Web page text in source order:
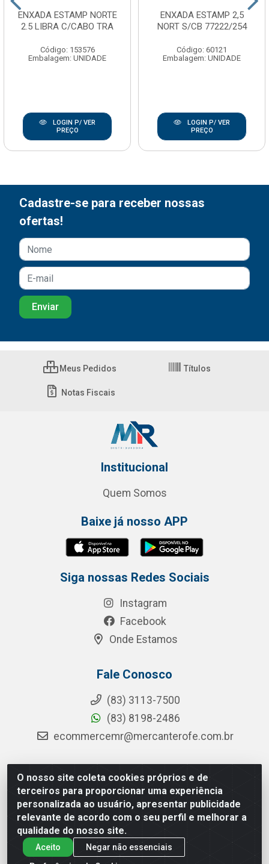
ENXADA ESTAMP NORTE
2.5 LIBRA C/CABO TRA
Código: 153576
Embalagem: UNIDADE
LOGIN P/ VER
PREÇO
ENXADA ESTAMP 2,5
NORT S/CB 77222/254
Código: 60121
Embalagem: UNIDADE
LOGIN P/ VER
PREÇO
O nosso site coleta cookies próprios e de
terceiros para proporcionar uma experiência
personalizada ao usuário, apresentar publicidade
relevante de acordo com o seu perfil e melhorar a
qualidade do nosso site.
Aceito
Negar não essenciais
Cadastre-se para receber nossas
ofertas!
Meus Pedidos Títulos
Notas Fiscais
Institucional
Quem Somos
Baixe já nosso APP
Siga nossas Redes Sociais
Instagram
Facebook
Onde Estamos
Fale Conosco
(83) 3113-7500
(83) 8198-2486
ecommercemr@mercanterofe.com.br
MR Distribuidora - Rua Hortêncio Ribeiro de Luna, 3777 -
Distrito Industrial, João Pessoa/PB - CEP 58081-400 -
CNPJ 35.428.312/0001-85